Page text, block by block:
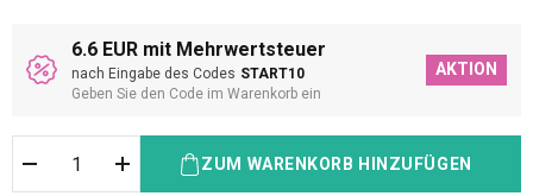
6.6 EUR mit Mehrwertsteuer
nach Eingabe des Codes START10
Geben Sie den Code im Warenkorb ein
AKTION
ZUM WARENKORB HINZUFÜGEN